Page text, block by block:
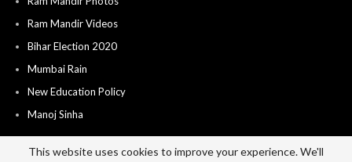
Ram Mandir Videos
Bihar Election 2020
Mumbai Rain
New Education Policy
Manoj Sinha
This website uses cookies to improve your experience. We'll